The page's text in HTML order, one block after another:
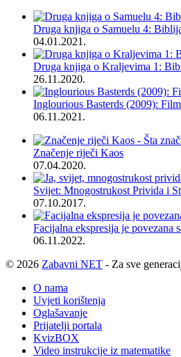
Druga knjiga o Samuelu 4:
04.01.2021.
Druga knjiga o Kraljevima 1:
26.11.2020.
Inglourious Basterds (2009):
06.11.2021.
Značenje riječi Kaos
07.04.2020.
Svijet: Mnogostrukost Privida i
07.10.2017.
Facijalna ekspresija je povezana
06.11.2022.
© 2026 Zabavni NET - Za sve
O nama
Uvjeti korištenja
Oglašavanje
Prijatelji portala
KvizBOX
Video instrukcije iz matematike